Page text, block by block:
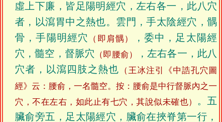
虛上下廉，皆足陽明經穴，左右各一，此八穴
者，以瀉胃中之熱也。雲門，手太陰經穴，髃
骨，手陽明經穴
（即肩髃）
，委中，足太陽經
穴，髓空，督脈穴 （即腰俞）
，左右各一，此八
穴者，以瀉四肢之熱也 （王冰注引《中誥孔穴圖
經》云：腰俞，一名髓空。按：腰俞是中行督脈內之一
穴，不在左右，如此止有七穴，其說似未確也）
。五
臟俞旁五，足太陽經穴，臟俞在挾脊第一行，